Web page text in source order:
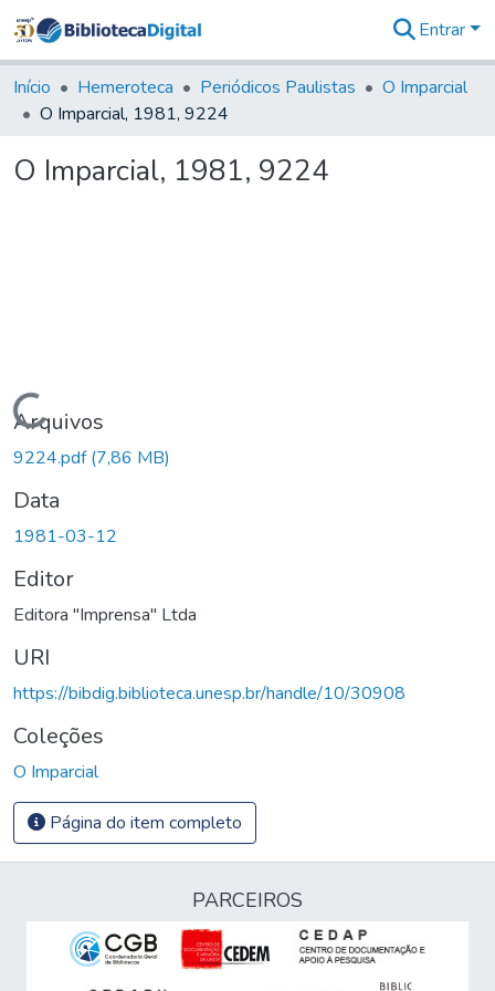
&
Coleções
Tudo na
Digital
Entrar
Início Hemeroteca Periódicos Paulistas
O Imparcial
O Imparcial, 1981, 9224
O Imparcial, 1981, 9224
Carregando...
Arquivos
9224.pdf(7,86 MB)
Data
1981-03-12
Editor
Editora "Imprensa" Ltda
URI
https://bibdig.biblioteca.unesp.br/handle/10/30908
Coleções
O Imparcial
Página do item completo
PARCEIROS